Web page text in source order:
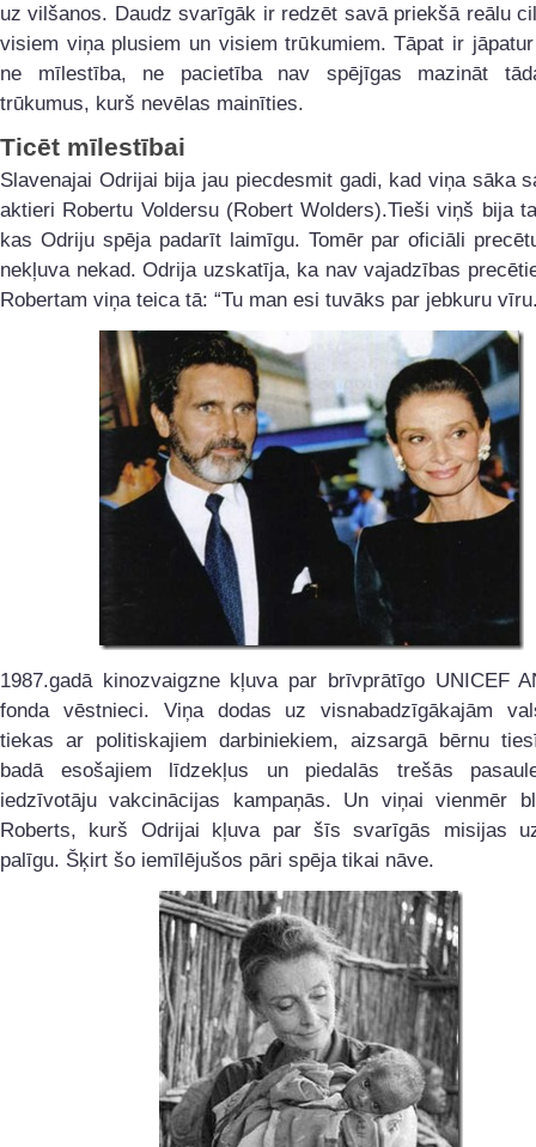
uz vilšanos. Daudz svarīgāk ir redzēt savā priekšā reālu
visiem viņa plusiem un visiem trūkumiem. Tāpat ir
ne mīlestība, ne pacietība nav spējīgas mazināt
trūkumus, kurš nevēlas mainīties.
Ticēt mīlestībai
Slavenajai Odrijai bija jau piecdesmit gadi, kad viņa sāka
aktieri Robertu Voldersu (Robert Wolders).Tieši viņš bija
kas Odriju spēja padarīt laimīgu. Tomēr par oficiāli
nekļuva nekad. Odrija uzskatīja, ka nav vajadzības
Robertam viņa teica tā: “Tu man esi tuvāks par jebkuru
1987.gadā kinozvaigzne kļuva par brīvprātīgo UNICEF
fonda vēstnieci. Viņa dodas uz visnabadzīgākajām
tiekas ar politiskajiem darbiniekiem, aizsargā bērnu
badā esošajiem līdzekļus un piedalās trešās
iedzīvotāju vakcinācijas kampaņās. Un viņai vienmēr
Roberts, kurš Odrijai kļuva par šīs svarīgās misijas
palīgu. Šķirt šo iemīlējušos pāri spēja tikai nāve.